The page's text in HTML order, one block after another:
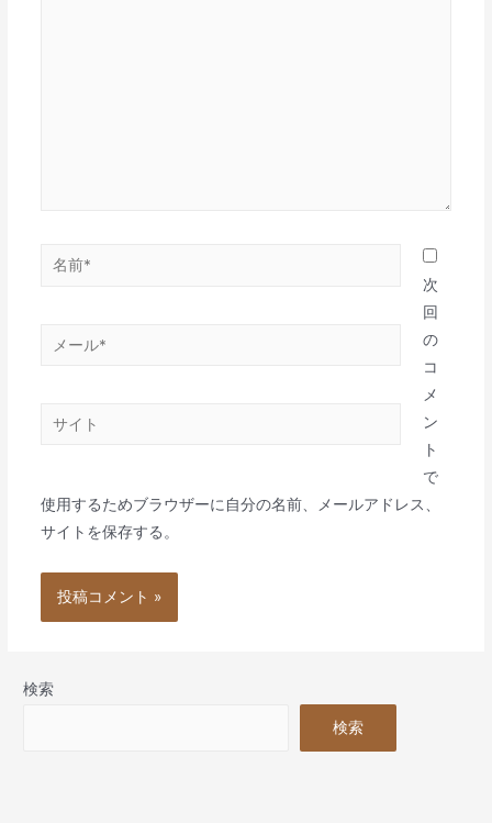
次
回
の
コ
メ
ン
ト
で
使用するためブラウザーに自分の名前、メールアドレス、
サイトを保存する。
検索
検索